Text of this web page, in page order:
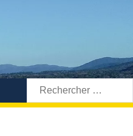
Rechercher: